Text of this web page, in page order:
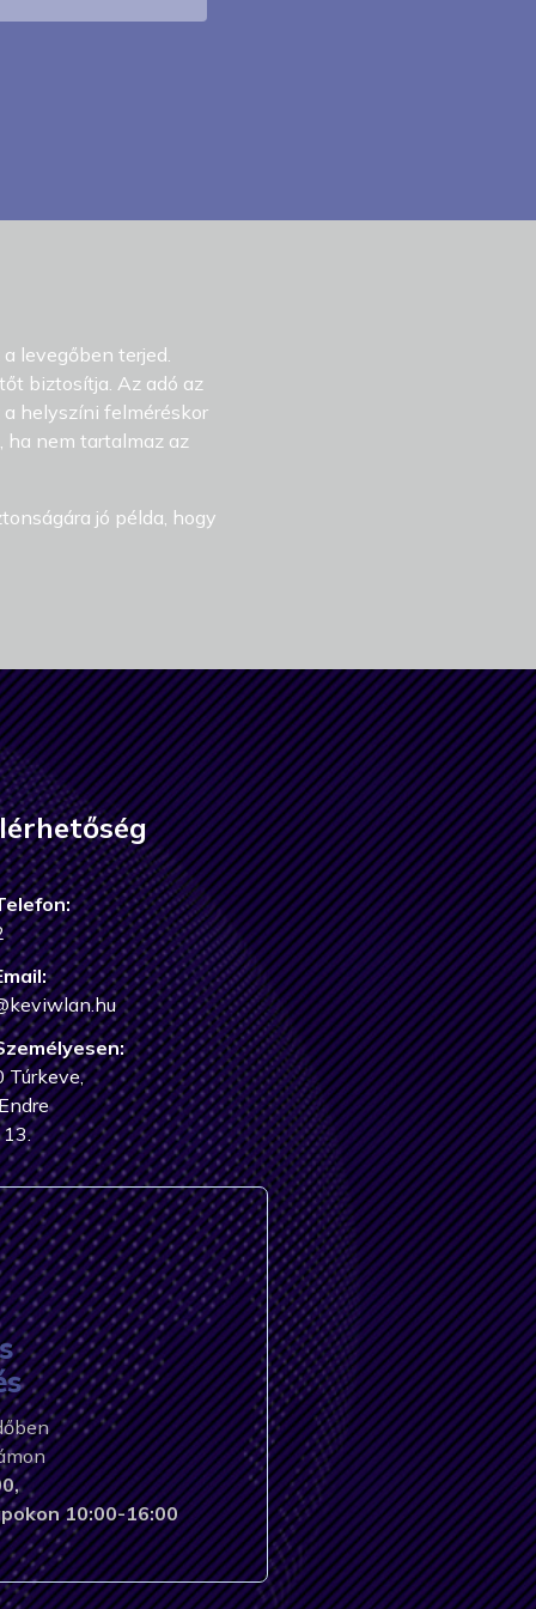
levegőben terjed.
biztosítja. Az adó az
helyszíni felméréskor
nem tartalmaz az
jó példa, hogy
Túrkeve,
10:00-16:00